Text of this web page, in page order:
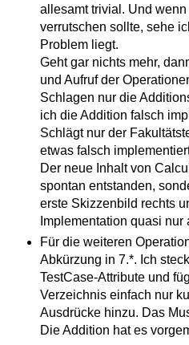
allesamt trivial. Und
verrutschen sollte, sehe
Problem liegt.
Geht gar nichts mehr,
und Aufruf der
Schlagen nur die
ich die Addition falsch
Schlägt nur der
etwas falsch
Der neue Inhalt von
spontan entstanden,
erste Skizzenbild rechts
Implementation quasi nur
Für die weiteren
Abkürzung in 7.*. Ich
TestCase-Attribute und
Verzeichnis einfach nur
Ausdrücke hinzu. Das
Die Addition hat es